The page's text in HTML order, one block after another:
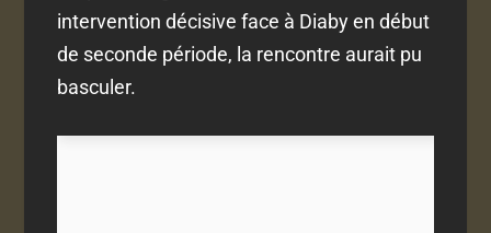
intervention décisive face à Diaby en début
de seconde période, la rencontre aurait pu
basculer.